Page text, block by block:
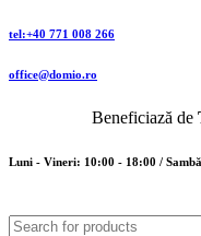
tel:+40 771 008 266
office@domio.ro
Beneficiază de
Luni - Vineri: 10:00 - 18:00 /